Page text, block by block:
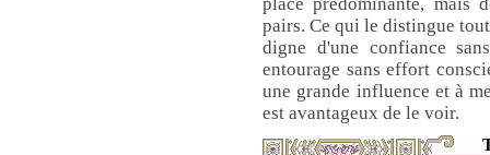
pairs. Ce qui le distingue
digne d'une confiance
entourage sans effort
une grande influence et à
est avantageux de le voir.